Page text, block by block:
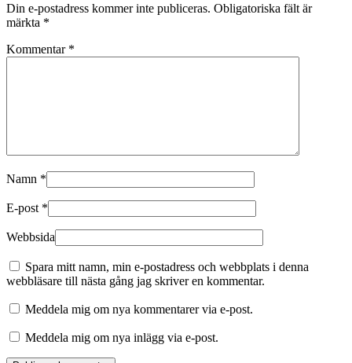
Din e-postadress kommer inte publiceras. Obligatoriska fält är
märkta *
Kommentar *
Namn *
E-post *
Webbsida
Spara mitt namn, min e-postadress och webbplats i denna
webbläsare till nästa gång jag skriver en kommentar.
Meddela mig om nya kommentarer via e-post.
Meddela mig om nya inlägg via e-post.